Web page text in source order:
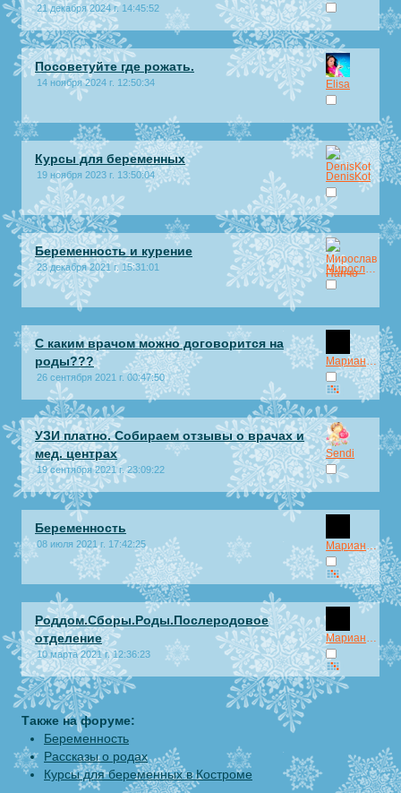
21 декабря 2024 г. 14:45:52
Посоветуйте где рожать.
14 ноября 2024 г. 12:50:34 Elisa
Курсы для беременных
19 ноября 2023 г. 13:50:04 DenisKot
Беременность и курение
23 декабря 2021 г. 15:31:01
С каким врачом можно договорится на
роды???
26 сентября 2021 г. 00:47:50
Марианна.ru
УЗИ платно. Собираем отзывы о врачах и
мед. центрах
19 сентября 2021 г. 23:09:22
Sendi
Беременность
08 июля 2021 г. 17:42:25 Марианна.ru
Роддом.Сборы.Роды.Послеродовое
отделение
10 марта 2021 г. 12:36:23
Также на форуме:
Беременность
Рассказы о родах
Курсы для беременных в Костроме